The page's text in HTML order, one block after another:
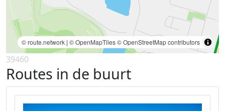
© route.network | © OpenMapTiles© OpenStreetMap contributors
39460
Routes in de buurt